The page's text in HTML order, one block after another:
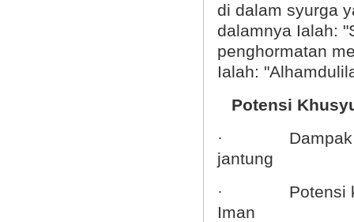
di dalam syurga
dalamnya Ialah:
penghormatan
Ialah:
Potensi
·
jantung
·
Potensi
Iman